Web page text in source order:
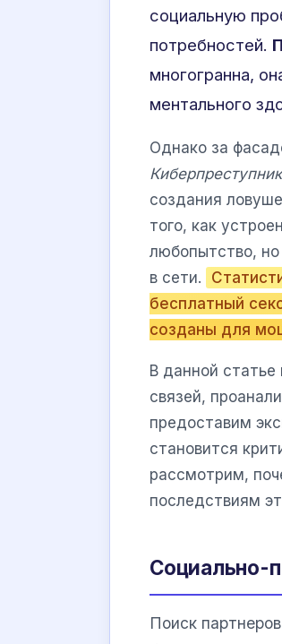
социальную
потребностей.
многогранна,
ментального
Однако за
создания
того, как
любопытство, но
в сети.
бесплатный
созданы для
В данной
связей,
предоставим
становится
рассмотрим,
последствиям
Социально-
Поиск